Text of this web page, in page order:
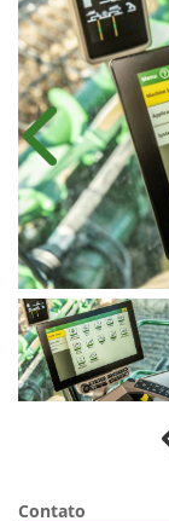
Anterior
Contato